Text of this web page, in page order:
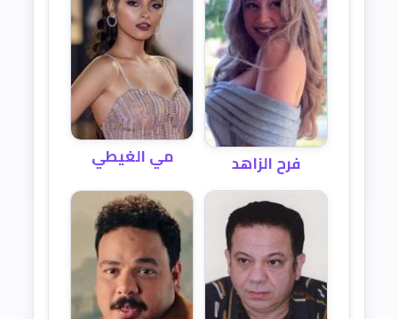
فرح الزاهد مي الغيطي